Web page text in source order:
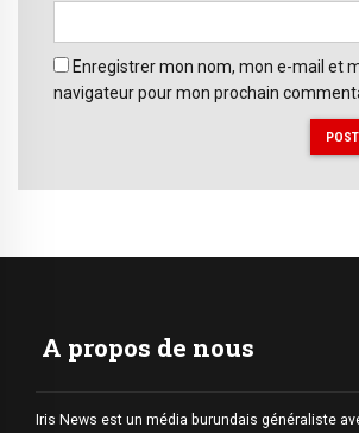
Enregistrer mon nom, mon e-mail et
navigateur pour mon prochain
A propos de nous
Iris News est un média burundais généraliste